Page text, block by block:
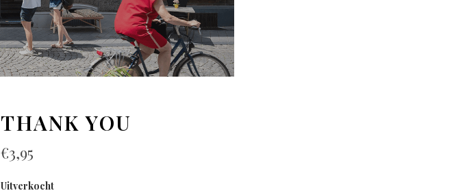
THANK YOU
€3,95
Uitverkocht